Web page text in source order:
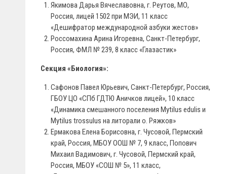
Якимова Дарья Вячеславовна, г. Реутов, МО,
Россия, лицей 1502 при МЭИ, 11 класс
«Дешифратор международной азбуки жестов»
Россомахина Арина Игоревна, Санкт-Петербург,
Россия, ФМЛ № 239, 8 класс «Глазастик»
Секция «Биология»:
Сафонов Павел Юрьевич, Санкт-Петербург, Россия,
ГБОУ ЦО «СПб ГДТЮ Аничков лицей», 10 класс
«Динамика смешанного поселения Mytilus edulis и
Mytilus trossulus на литорали о. Ряжков»
Ермакова Елена Борисовна, г. Чусовой, Пермский
край, Россия, МБОУ ООШ № 7, 9 класс, Попович
Михаил Вадимович, г. Чусовой, Пермский край,
Россия, МБОУ «СОШ № 5», 11 класс,